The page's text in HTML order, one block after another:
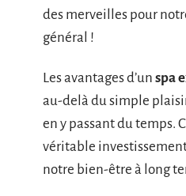
des merveilles pour
général !
Les avantages d’un spa
au-delà du simple
en y passant du temps.
véritable
notre bien-être à long